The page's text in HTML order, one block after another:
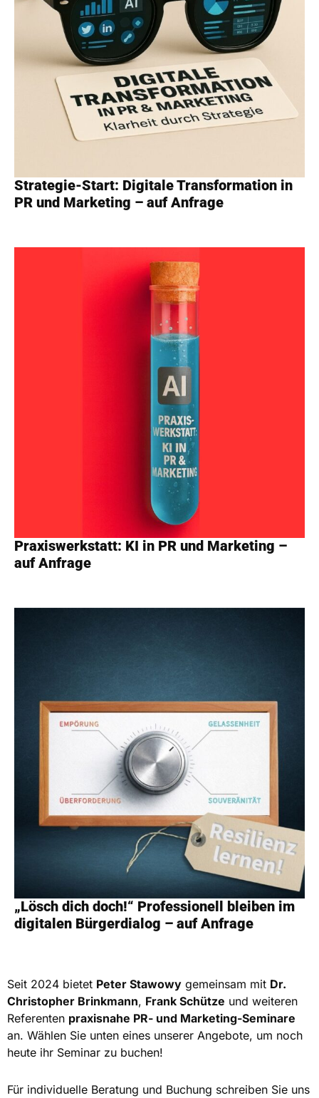
Strategie-Start: Digitale Transformation in
PR und Marketing – auf Anfrage
Praxiswerkstatt: KI in PR und Marketing –
auf Anfrage
„Lösch dich doch!“ Professionell bleiben im
digitalen Bürgerdialog – auf Anfrage
Seit 2024 bietet Peter Stawowy gemeinsam mit Dr.
Christopher Brinkmann, Frank Schütze und weiteren
Referenten praxisnahe PR- und Marketing-Seminare
an. Wählen Sie unten eines unserer Angebote, um noch
heute ihr Seminar zu buchen!
Für individuelle Beratung und Buchung schreiben Sie uns